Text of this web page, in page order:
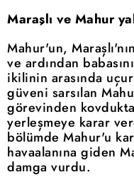
Maraşlı ve Mahur
Mahur'un,
ve ardından
ikilinin arasında
güveni sarsılan
görevinden
yerleşmeye karar
bölümde Mahur'u
havaalanına giden
damga vurdu.